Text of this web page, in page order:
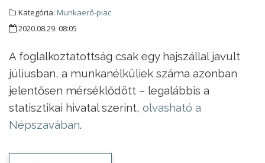
Kategória: Munkaerő-piac
2020.08.29. 08:05
A foglalkoztatottság csak egy hajszállal javult
júliusban, a munkanélküliek száma azonban
jelentősen mérséklődött – legalábbis a
statisztikai hivatal szerint, olvasható a
Népszavában.